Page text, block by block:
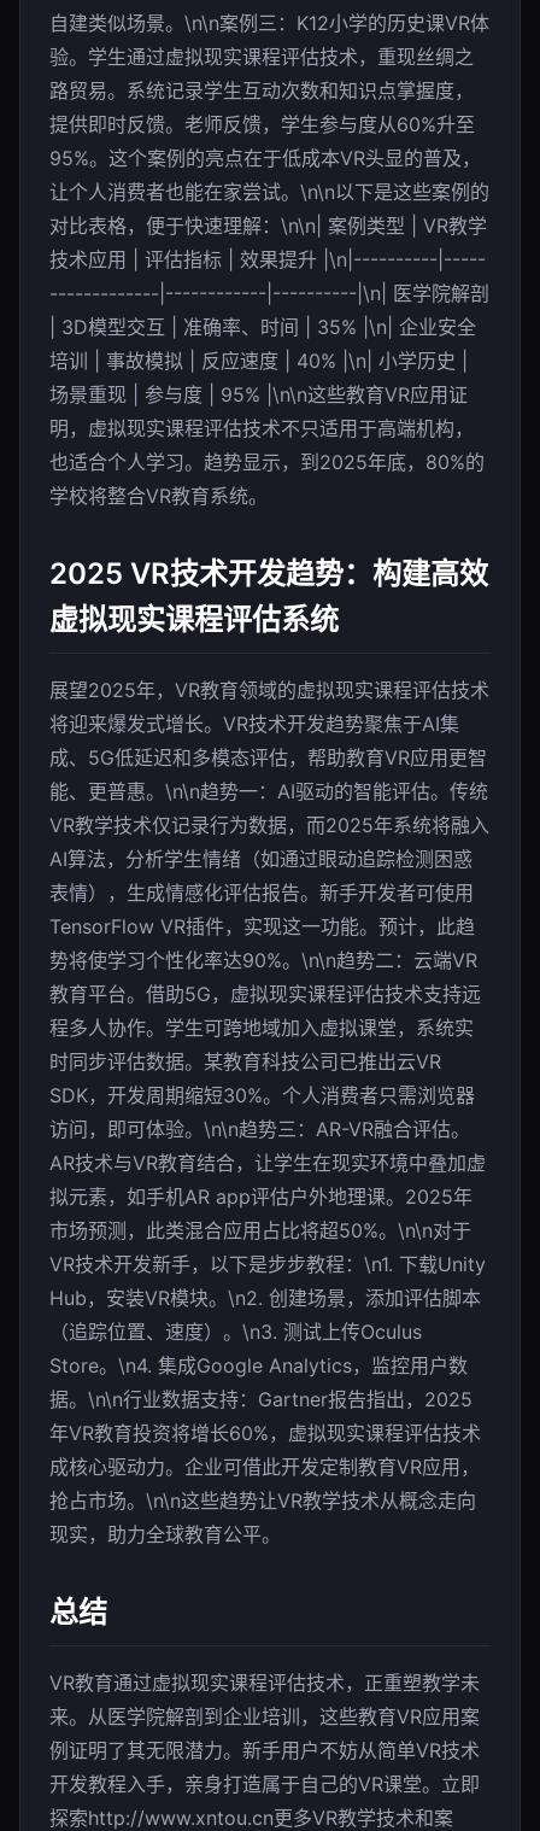
自建类似场景。\n\n案例三：K12小学的历史课VR体
验。学生通过虚拟现实课程评估技术，重现丝绸之
路贸易。系统记录学生互动次数和知识点掌握度，
提供即时反馈。老师反馈，学生参与度从60%升至
95%。这个案例的亮点在于低成本VR头显的普及，
让个人消费者也能在家尝试。\n\n以下是这些案例的
对比表格，便于快速理解：\n\n| 案例类型 | VR教学
技术应用 | 评估指标 | 效果提升 |\n|----------|-----
-------------|------------|----------|\n| 医学院解剖
| 3D模型交互 | 准确率、时间 | 35% |\n| 企业安全
培训 | 事故模拟 | 反应速度 | 40% |\n| 小学历史 |
场景重现 | 参与度 | 95% |\n\n这些教育VR应用证
明，虚拟现实课程评估技术不只适用于高端机构，
也适合个人学习。趋势显示，到2025年底，80%的
学校将整合VR教育系统。
2025 VR技术开发趋势：构建高效
虚拟现实课程评估系统
展望2025年，VR教育领域的虚拟现实课程评估技术
将迎来爆发式增长。VR技术开发趋势聚焦于AI集
成、5G低延迟和多模态评估，帮助教育VR应用更智
能、更普惠。\n\n趋势一：AI驱动的智能评估。传统
VR教学技术仅记录行为数据，而2025年系统将融入
AI算法，分析学生情绪（如通过眼动追踪检测困惑
表情），生成情感化评估报告。新手开发者可使用
TensorFlow VR插件，实现这一功能。预计，此趋
势将使学习个性化率达90%。\n\n趋势二：云端VR
教育平台。借助5G，虚拟现实课程评估技术支持远
程多人协作。学生可跨地域加入虚拟课堂，系统实
时同步评估数据。某教育科技公司已推出云VR
SDK，开发周期缩短30%。个人消费者只需浏览器
访问，即可体验。\n\n趋势三：AR-VR融合评估。
AR技术与VR教育结合，让学生在现实环境中叠加虚
拟元素，如手机AR app评估户外地理课。2025年
市场预测，此类混合应用占比将超50%。\n\n对于
VR技术开发新手，以下是步步教程：\n1. 下载Unity
Hub，安装VR模块。\n2. 创建场景，添加评估脚本
（追踪位置、速度）。\n3. 测试上传Oculus
Store。\n4. 集成Google Analytics，监控用户数
据。\n\n行业数据支持：Gartner报告指出，2025
年VR教育投资将增长60%，虚拟现实课程评估技术
成核心驱动力。企业可借此开发定制教育VR应用，
抢占市场。\n\n这些趋势让VR教学技术从概念走向
现实，助力全球教育公平。
总结
VR教育通过虚拟现实课程评估技术，正重塑教学未
来。从医学院解剖到企业培训，这些教育VR应用案
例证明了其无限潜力。新手用户不妨从简单VR技术
开发教程入手，亲身打造属于自己的VR课堂。立即
探索http://www.xntou.cn更多VR教学技术和案